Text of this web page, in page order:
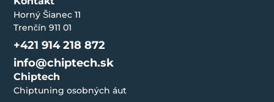
Chiptech
Chiptuning osobných áut
Horný Šianec 11
Trenčín 911 01
+421 914 218 872
info@chiptech.sk